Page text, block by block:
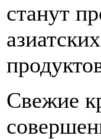
станут
Свежие